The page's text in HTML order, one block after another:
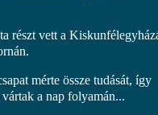
részt vett a
mérte össze tudását, így
a nap folyamán...